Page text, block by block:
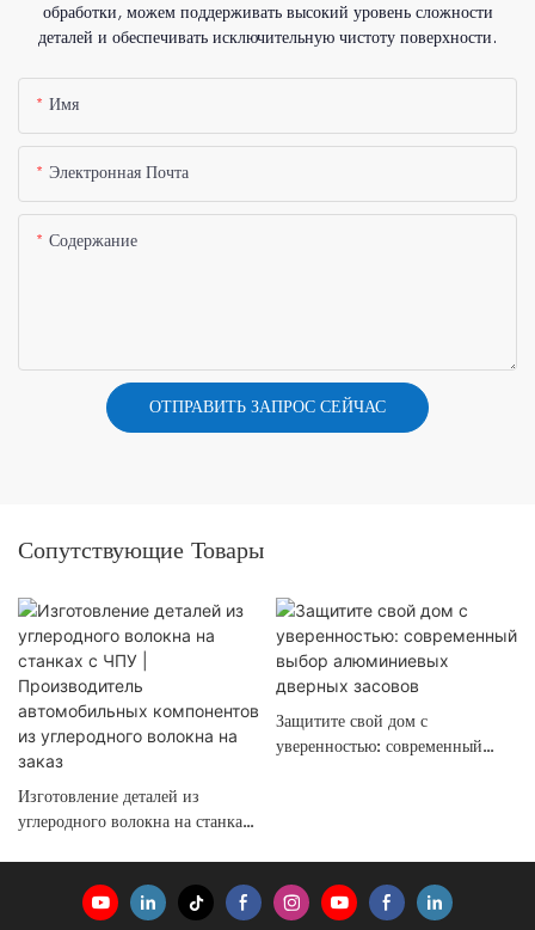
обработки, можем поддерживать высокий уровень сложности
деталей и обеспечивать исключительную чистоту поверхности.
Имя
Электронная Почта
Содержание
ОТПРАВИТЬ ЗАПРОС СЕЙЧАС
Сопутствующие Товары
Изготовление деталей из
углеродного волокна на станках
углеродного волокна на заказ
Защитите свой дом с
уверенностью: современный